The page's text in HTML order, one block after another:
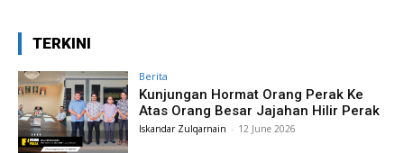
TERKINI
Berita
Kunjungan Hormat Orang Perak Ke
Atas Orang Besar Jajahan Hilir Perak
Iskandar Zulqarnain - 12 June 2026